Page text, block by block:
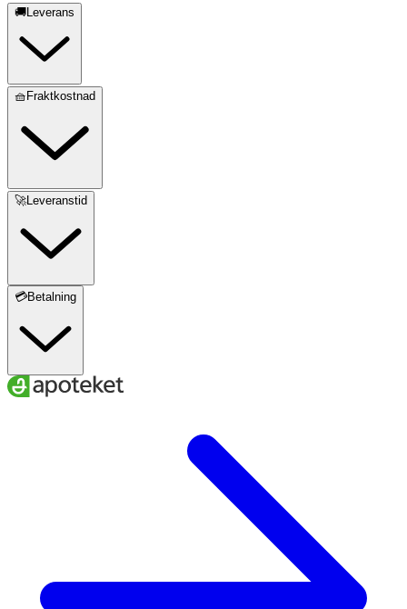
🚚Leverans
🧺Fraktkostnad
🚀Leveranstid
💳Betalning